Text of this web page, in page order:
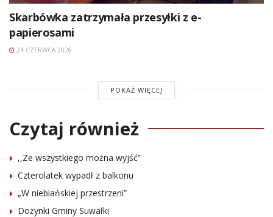
Skarbówka zatrzymała przesyłki z e-
papierosami
24 CZERWCA 2026
POKAŻ WIĘCEJ
Czytaj również
,,Ze wszystkiego można wyjść”
Czterolatek wypadł z balkonu
„W niebiańskiej przestrzeni”
Dożynki Gminy Suwałki